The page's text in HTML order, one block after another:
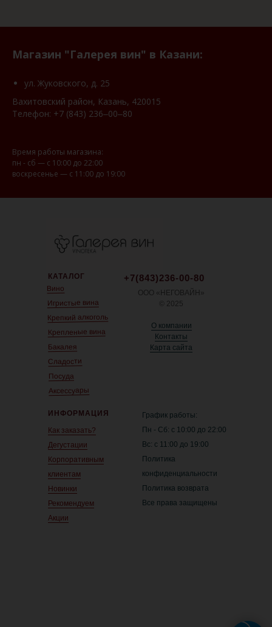
Магазин "Галерея вин" в Казани:
ул. Жуковского, д. 25
Вахитовский район, Казань, 420015
Телефон: +7 (843) 236‒00‒80
Время работы магазина:
пн - сб — с 10:00 до 22:00
воскресенье — с 11:00 до 19:00
КАТАЛОГ
Вино
Игристые вина
Крепкий алкоголь
Крепленые вина
Бакалея
Сладости
Посуда
Аксессуары
ИНФОРМАЦИЯ
Как заказать?
Дегустации
Корпоративным
клиентам
Новинки
Рекомендуем
Акции
График работы:
Пн - Сб: с 10:00 до 22:00
Вс: с 11:00 до 19:00
Политика
конфиденциальности
Политика возврата
Все права защищены
ООО «НЕГОВАЙН»
© 2025
О компании
Контакты
Карта сайта
+7(843)236-00-80